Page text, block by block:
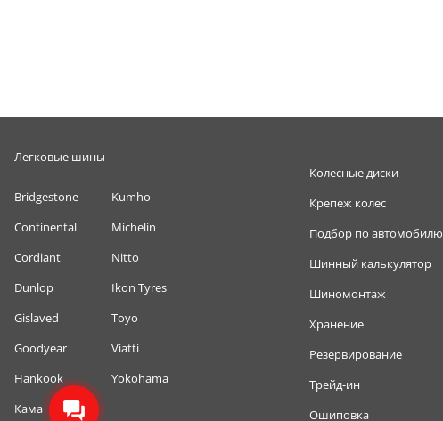
Легковые шины
Bridgestone
Continental
Cordiant
Dunlop
Gislaved
Goodyear
Hankook
Кама
Kumho
Michelin
Nitto
Ikon Tyres
Toyo
Viatti
Yokohama
Колесные диски
Крепеж колес
Подбор по автомобилю
Шинный калькулятор
Шиномонтаж
Хранение
Резервирование
Трейд-ин
Ошиповка